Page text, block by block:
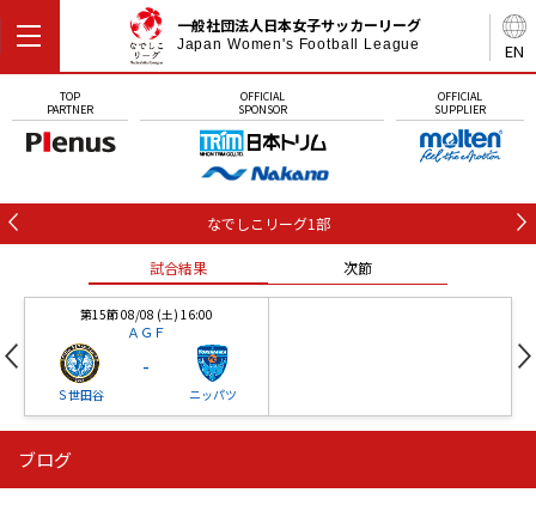
EN
一般社団法人日本女子サッカーリーグ
Japan Women's Football League
TOP
PARTNER
OFFICIAL
SPONSOR
OFFICIAL
SUPPLIER
なでしこリーグ1部
試合結果 次節
第15節 08/08 (土) 16:00
ＡＧＦ
Ｓ世田谷
-
ニッパツ
ニッパツ 石人の星
ブログ